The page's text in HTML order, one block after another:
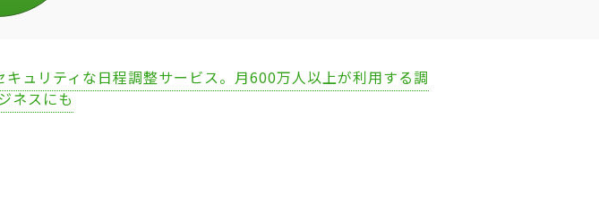
ュリティな日程調整サービス。月600万人以上が利用する調
ネスにも